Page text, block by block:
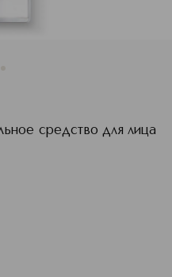
средство для лица